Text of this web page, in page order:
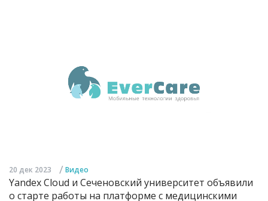
20 дек 2023 / Видео
Yandex Cloud и Сеченовский университет объявили
о старте работы на платформе с медицинскими